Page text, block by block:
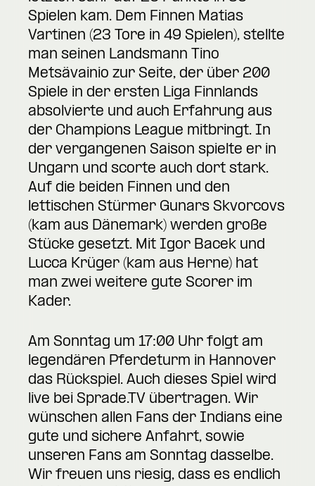
Spielen kam. Dem Finnen Matias
Vartinen (23 Tore in 49 Spielen), stellte
man seinen Landsmann Tino
Metsävainio zur Seite, der über 200
Spiele in der ersten Liga Finnlands
absolvierte und auch Erfahrung aus
der Champions League mitbringt. In
der vergangenen Saison spielte er in
Ungarn und scorte auch dort stark.
Auf die beiden Finnen und den
lettischen Stürmer Gunars Skvorcovs
(kam aus Dänemark) werden große
Stücke gesetzt. Mit Igor Bacek und
Lucca Krüger (kam aus Herne) hat
man zwei weitere gute Scorer im
Kader.
Am Sonntag um 17:00 Uhr folgt am
legendären Pferdeturm in Hannover
das Rückspiel. Auch dieses Spiel wird
live bei Sprade.TV übertragen. Wir
wünschen allen Fans der Indians eine
gute und sichere Anfahrt, sowie
unseren Fans am Sonntag dasselbe.
Wir freuen uns riesig, dass es endlich